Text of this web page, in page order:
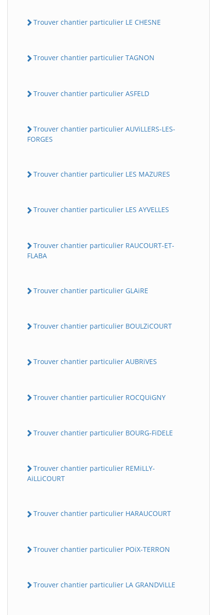
Trouver chantier particulier LE CHESNE
Trouver chantier particulier TAGNON
Trouver chantier particulier ASFELD
Trouver chantier particulier AUViLLERS-LES-
FORGES
Trouver chantier particulier LES MAZURES
Trouver chantier particulier LES AYVELLES
Trouver chantier particulier RAUCOURT-ET-
FLABA
Trouver chantier particulier GLAiRE
Trouver chantier particulier BOULZiCOURT
Trouver chantier particulier AUBRiVES
Trouver chantier particulier ROCQUiGNY
Trouver chantier particulier BOURG-FiDELE
Trouver chantier particulier REMiLLY-
AiLLiCOURT
Trouver chantier particulier HARAUCOURT
Trouver chantier particulier POiX-TERRON
Trouver chantier particulier LA GRANDViLLE